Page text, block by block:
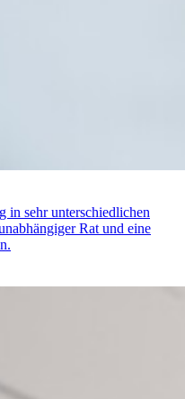
in sehr unterschiedlichen
Rat und eine